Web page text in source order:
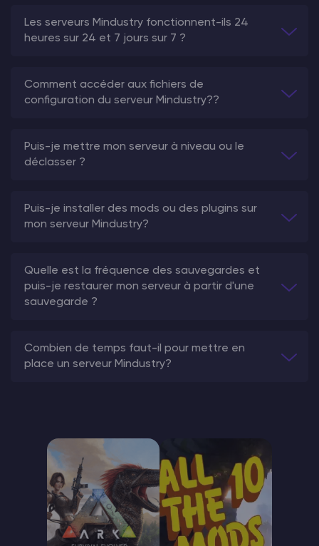
Les serveurs Mindustry fonctionnent-ils 24
heures sur 24 et 7 jours sur 7 ?
Comment accéder aux fichiers de
configuration du serveur Mindustry??
Puis-je mettre mon serveur à niveau ou le
déclasser ?
Puis-je installer des mods ou des plugins sur
mon serveur Mindustry?
Quelle est la fréquence des sauvegardes et
puis-je restaurer mon serveur à partir d'une
sauvegarde ?
Combien de temps faut-il pour mettre en
place un serveur Mindustry?